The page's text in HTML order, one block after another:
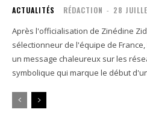
ACTUALITÉS RÉDACTION - 28
Après l'officialisation de Zinédine
sélectionneur de l'équipe de
un message chaleureux sur les
symbolique qui marque le début